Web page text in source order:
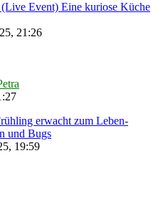
Event) Eine kuriose Küche
21:26
erwacht zum Leben-
und Bugs
19:59